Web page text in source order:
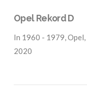
Opel Rekord D
In 1960 - 1979,Opel,
2020